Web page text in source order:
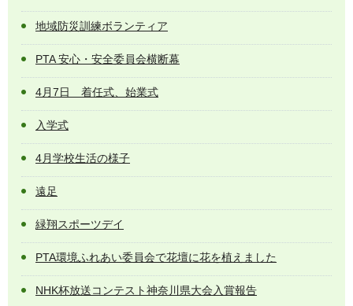
地域防災訓練ボランティア
PTA 安心・安全委員会横断幕
4月7日 着任式、始業式
入学式
4月学校生活の様子
遠足
緑翔スポーツデイ
PTA環境ふれあい委員会で花壇に花を植えました
NHK杯放送コンテスト神奈川県大会入賞報告